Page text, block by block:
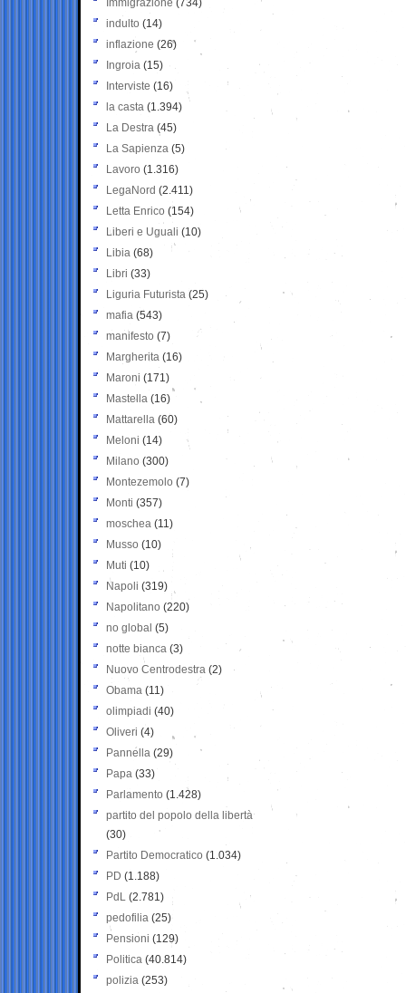
Immigrazione (734)
indulto (14)
inflazione (26)
Ingroia (15)
Interviste (16)
la casta (1.394)
La Destra (45)
La Sapienza (5)
Lavoro (1.316)
LegaNord (2.411)
Letta Enrico (154)
Liberi e Uguali (10)
Libia (68)
Libri (33)
Liguria Futurista (25)
mafia (543)
manifesto (7)
Margherita (16)
Maroni (171)
Mastella (16)
Mattarella (60)
Meloni (14)
Milano (300)
Montezemolo (7)
Monti (357)
moschea (11)
Musso (10)
Muti (10)
Napoli (319)
Napolitano (220)
no global (5)
notte bianca (3)
Nuovo Centrodestra (2)
Obama (11)
olimpiadi (40)
Oliveri (4)
Pannella (29)
Papa (33)
Parlamento (1.428)
partito del popolo della libertà
(30)
Partito Democratico (1.034)
PD (1.188)
PdL (2.781)
pedofilia (25)
Pensioni (129)
Politica (40.814)
polizia (253)